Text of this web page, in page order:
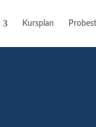
Kursplan